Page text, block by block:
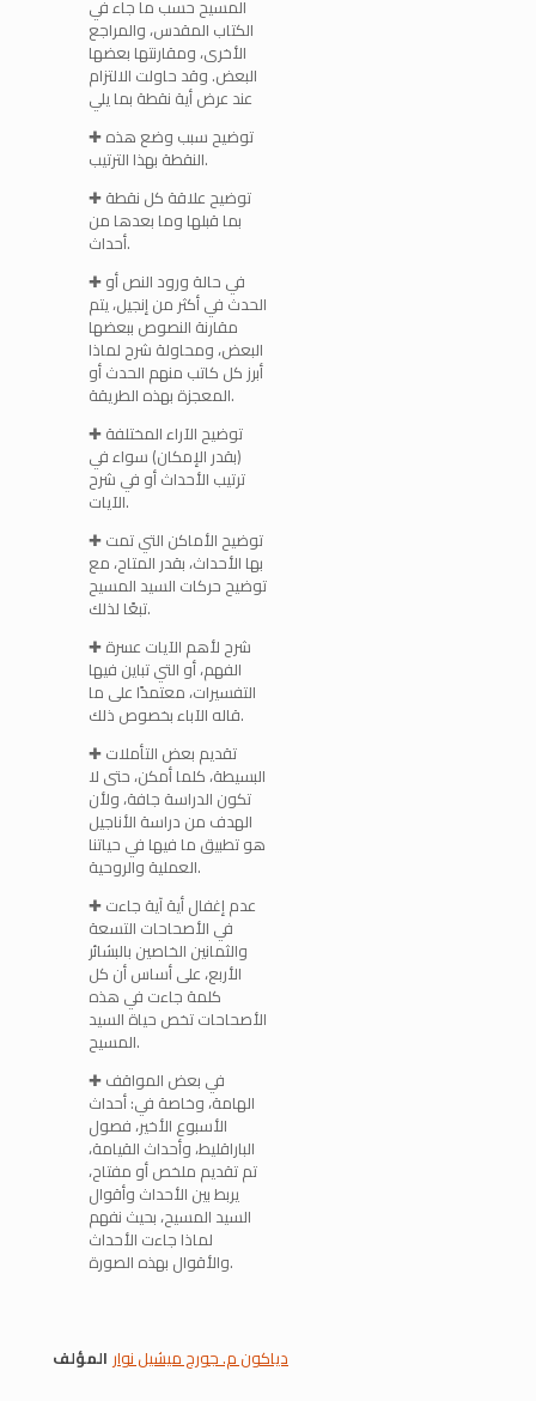
المسيح حسب ما جاء في
الكتاب المقدس، والمراجع
الأخرى، ومقارنتها بعضها
البعض. وقد حاولت الالتزام
عند عرض أية نقطة بما يلي
✚ توضيح سبب وضع هذه
النقطة بهذا الترتيب.
✚ توضيح علاقة كل نقطة
بما قبلها وما بعدها من
أحداث.
✚ في حالة ورود النص أو
الحدث في أكثر من إنجيل، يتم
مقارنة النصوص ببعضها
البعض، ومحاولة شرح لماذا
أبرز كل كاتب منهم الحدث أو
المعجزة بهذه الطريقة.
✚ توضيح الآراء المختلفة
(بقدر الإمكان) سواء في
ترتيب الأحداث أو في شرح
الآيات.
✚ توضيح الأماكن التي تمت
بها الأحداث، بقدر المتاح، مع
توضيح حركات السيد المسيح
تبعًا لذلك.
✚ شرح لأهم الآيات عسرة
الفهم، أو التي تباين فيها
التفسيرات، معتمدًا على ما
قاله الآباء بخصوص ذلك.
✚ تقديم بعض التأملات
البسيطة، كلما أمكن، حتى لا
تكون الدراسة جافة، ولأن
الهدف من دراسة الأناجيل
هو تطبيق ما فيها في حياتنا
العملية والروحية.
✚ عدم إغفال أية آية جاءت
في الأصحاحات التسعة
والثمانين الخاصين بالبشائر
الأربع، على أساس أن كل
كلمة جاءت في هذه
الأصحاحات تخص حياة السيد
المسيح.
✚ في بعض المواقف
الهامة، وخاصة في: أحداث
الأسبوع الأخير، فصول
الباراقليط، وأحداث القيامة،
تم تقديم ملخص أو مفتاح،
يربط بين الأحداث وأقوال
السيد المسيح، بحيث نفهم
لماذا جاءت الأحداث
والأقوال بهذه الصورة.
المؤلف دياكون م. جورج ميشيل نوار